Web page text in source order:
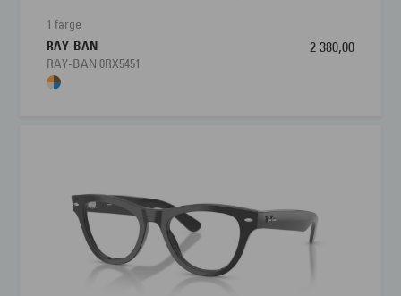
1 farge
RAY-BAN
RAY-BAN 0RX5451
2 380,00